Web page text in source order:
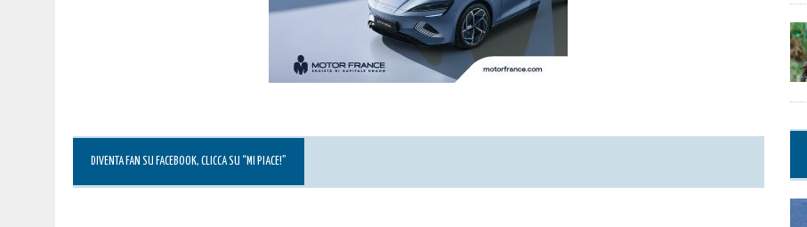
DIVENTA FAN SU FACEBOOK, CLICCA SU “MI PIACE!”